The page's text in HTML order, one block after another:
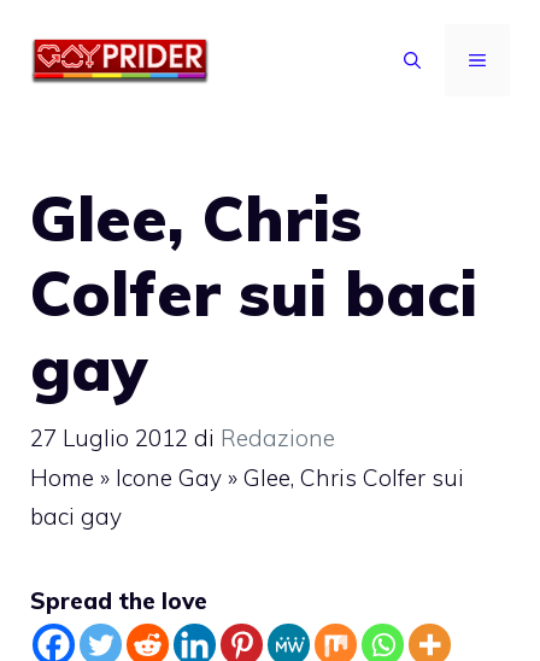
MENU
Glee, Chris
Colfer sui baci
gay
27 Luglio 2012 di Redazione
Home » Icone Gay » Glee, Chris Colfer sui
baci gay
Spread the love